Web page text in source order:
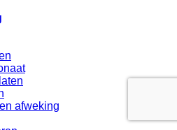
afweking